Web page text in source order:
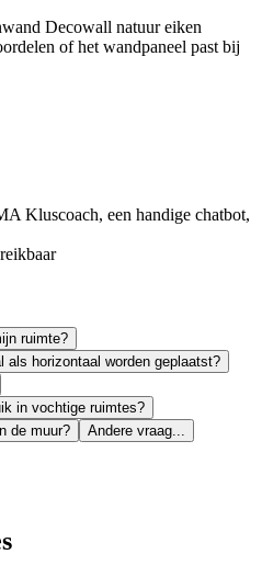
Decowall natuur eiken
of het wandpaneel past bij
Kluscoach, een handige chatbot,
ruimte?
als horizontaal worden geplaatst?
in vochtige ruimtes?
de muur?
Andere vraag...